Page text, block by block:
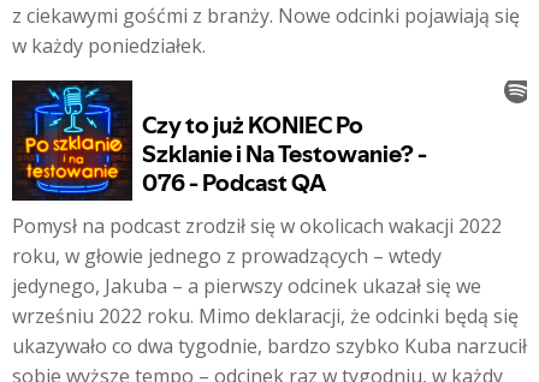
z ciekawymi gośćmi z branży. Nowe odcinki pojawiają się
w każdy poniedziałek.
Pomysł na podcast zrodził się w okolicach wakacji 2022
roku, w głowie jednego z prowadzących – wtedy
jedynego, Jakuba – a pierwszy odcinek ukazał się we
wrześniu 2022 roku. Mimo deklaracji, że odcinki będą się
ukazywało co dwa tygodnie, bardzo szybko Kuba narzucił
sobie wyższe tempo – odcinek raz w tygodniu, w każdy